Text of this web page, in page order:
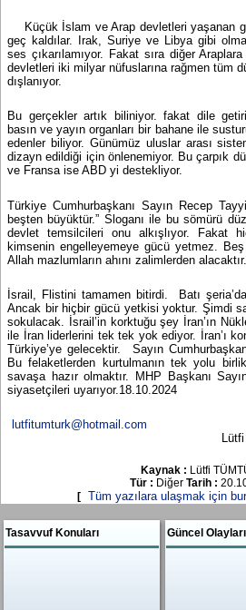
Küçük İslam ve Arap devletleri yaşanan
geç kaldılar. Irak, Suriye ve Libya gibi
ses çıkarılamıyor. Fakat sıra diğer
devletleri iki milyar nüfuslarına rağmen tüm
dışlanıyor.
Bu gerçekler artık biliniyor. fakat dile
basın ve yayın organları bir bahane ile
edenler biliyor. Günümüz uluslar arası
dizayn edildiği için önlenemiyor. Bu çarpık
ve Fransa ise ABD yi destekliyor.
Türkiye Cumhurbaşkanı Sayın Recep
beşten büyüktür.” Sloganı ile bu sömürü
devlet temsilcileri onu alkışlıyor. Fakat
kimsenin engelleyemeye gücü yetmez. Beş
Allah mazlumların ahını zalimlerden alacaktır.
İsrail, Flistini tamamen bitirdi.
Batı
Ancak bir hiçbir gücü yetkisi yoktur. Şimdi
sokulacak. İsrail’in korktuğu şey İran’ın
ile İran liderlerini tek tek yok ediyor. İran’ı
Türkiye’ye gelecektir.
Sayın
Bu felaketlerden kurtulmanın tek yolu
savaşa hazır olmaktır. MHP Başkanı
siyasetçileri uyarıyor.18.10.2024
lutfitumturk@hotmail.com
Kaynak : Lütfi
Tür : Diğer Tarih :
[ Tüm yazılara ulaşmak için
Tasavvuf Konuları Güncel